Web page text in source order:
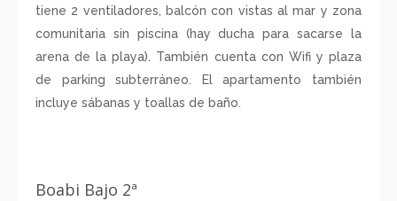
tiene 2 ventiladores, balcón con vistas al mar y zona
comunitaria sin piscina (hay ducha para sacarse la
arena de la playa). También cuenta con Wifi y plaza
de parking subterráneo. El apartamento también
incluye sábanas y toallas de baño.
Boabi Bajo 2ª